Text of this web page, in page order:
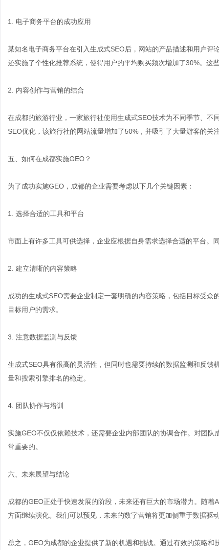
1. 电子商务平台的成功应用
某知名电子商务平台在引入生成式SEO后，网站的产品描述和用户
还实施了个性化推荐系统，使得用户的平均购买频次增加了30%。这
2. 内容创作与营销的结合
在成都的旅游行业，一家旅行社使用生成式SEO技术为不同季节、
SEO优化，该旅行社的网站流量增加了50%，并吸引了大量游客的关
五、如何在成都实施GEO？
为了成功实施GEO，成都的企业需要考虑以下几个关键因素：
1. 选择合适的工具和平台
市面上有许多工具可供选择，企业应根据自身需求选择合适的平台。
2. 建立清晰的内容策略
成功的生成式SEO需要企业制定一套明确的内容策略，包括目标受
目标用户的需求。
3. 注意数据监测与反馈
生成式SEO具有很高的灵活性，但同时也需要持续的数据监测和反
量和搜索引擎排名的稳定。
4. 团队协作与培训
实施GEO不仅仅依赖技术，还需要企业内部团队的协调合作。对团
常重要的。
六、未来展望与结论
成都的GEO正处于快速发展的阶段，未来还有巨大的市场潜力。随
方面继续演化。我们可以预见，未来的数字营销将更加侧重于数据驱
总之，GEO为成都的企业提供了新的机遇和挑战。通过有效的策略